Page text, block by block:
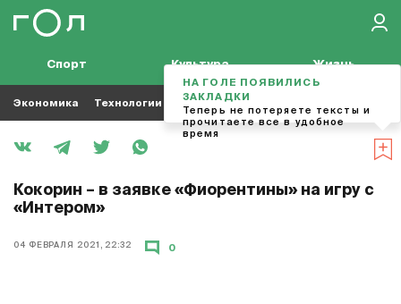
Спорт Культура Жизнь
Экономика Технологии Кино Футбол
Кокорин – в заявке «Фиорентины» на игру с
«Интером»
04 ФЕВРАЛЯ 2021, 22:32 0
НА ГОЛЕ ПОЯВИЛИСЬ
ЗАКЛАДКИ
Теперь не потеряете тексты и
прочитаете все в удобное
время